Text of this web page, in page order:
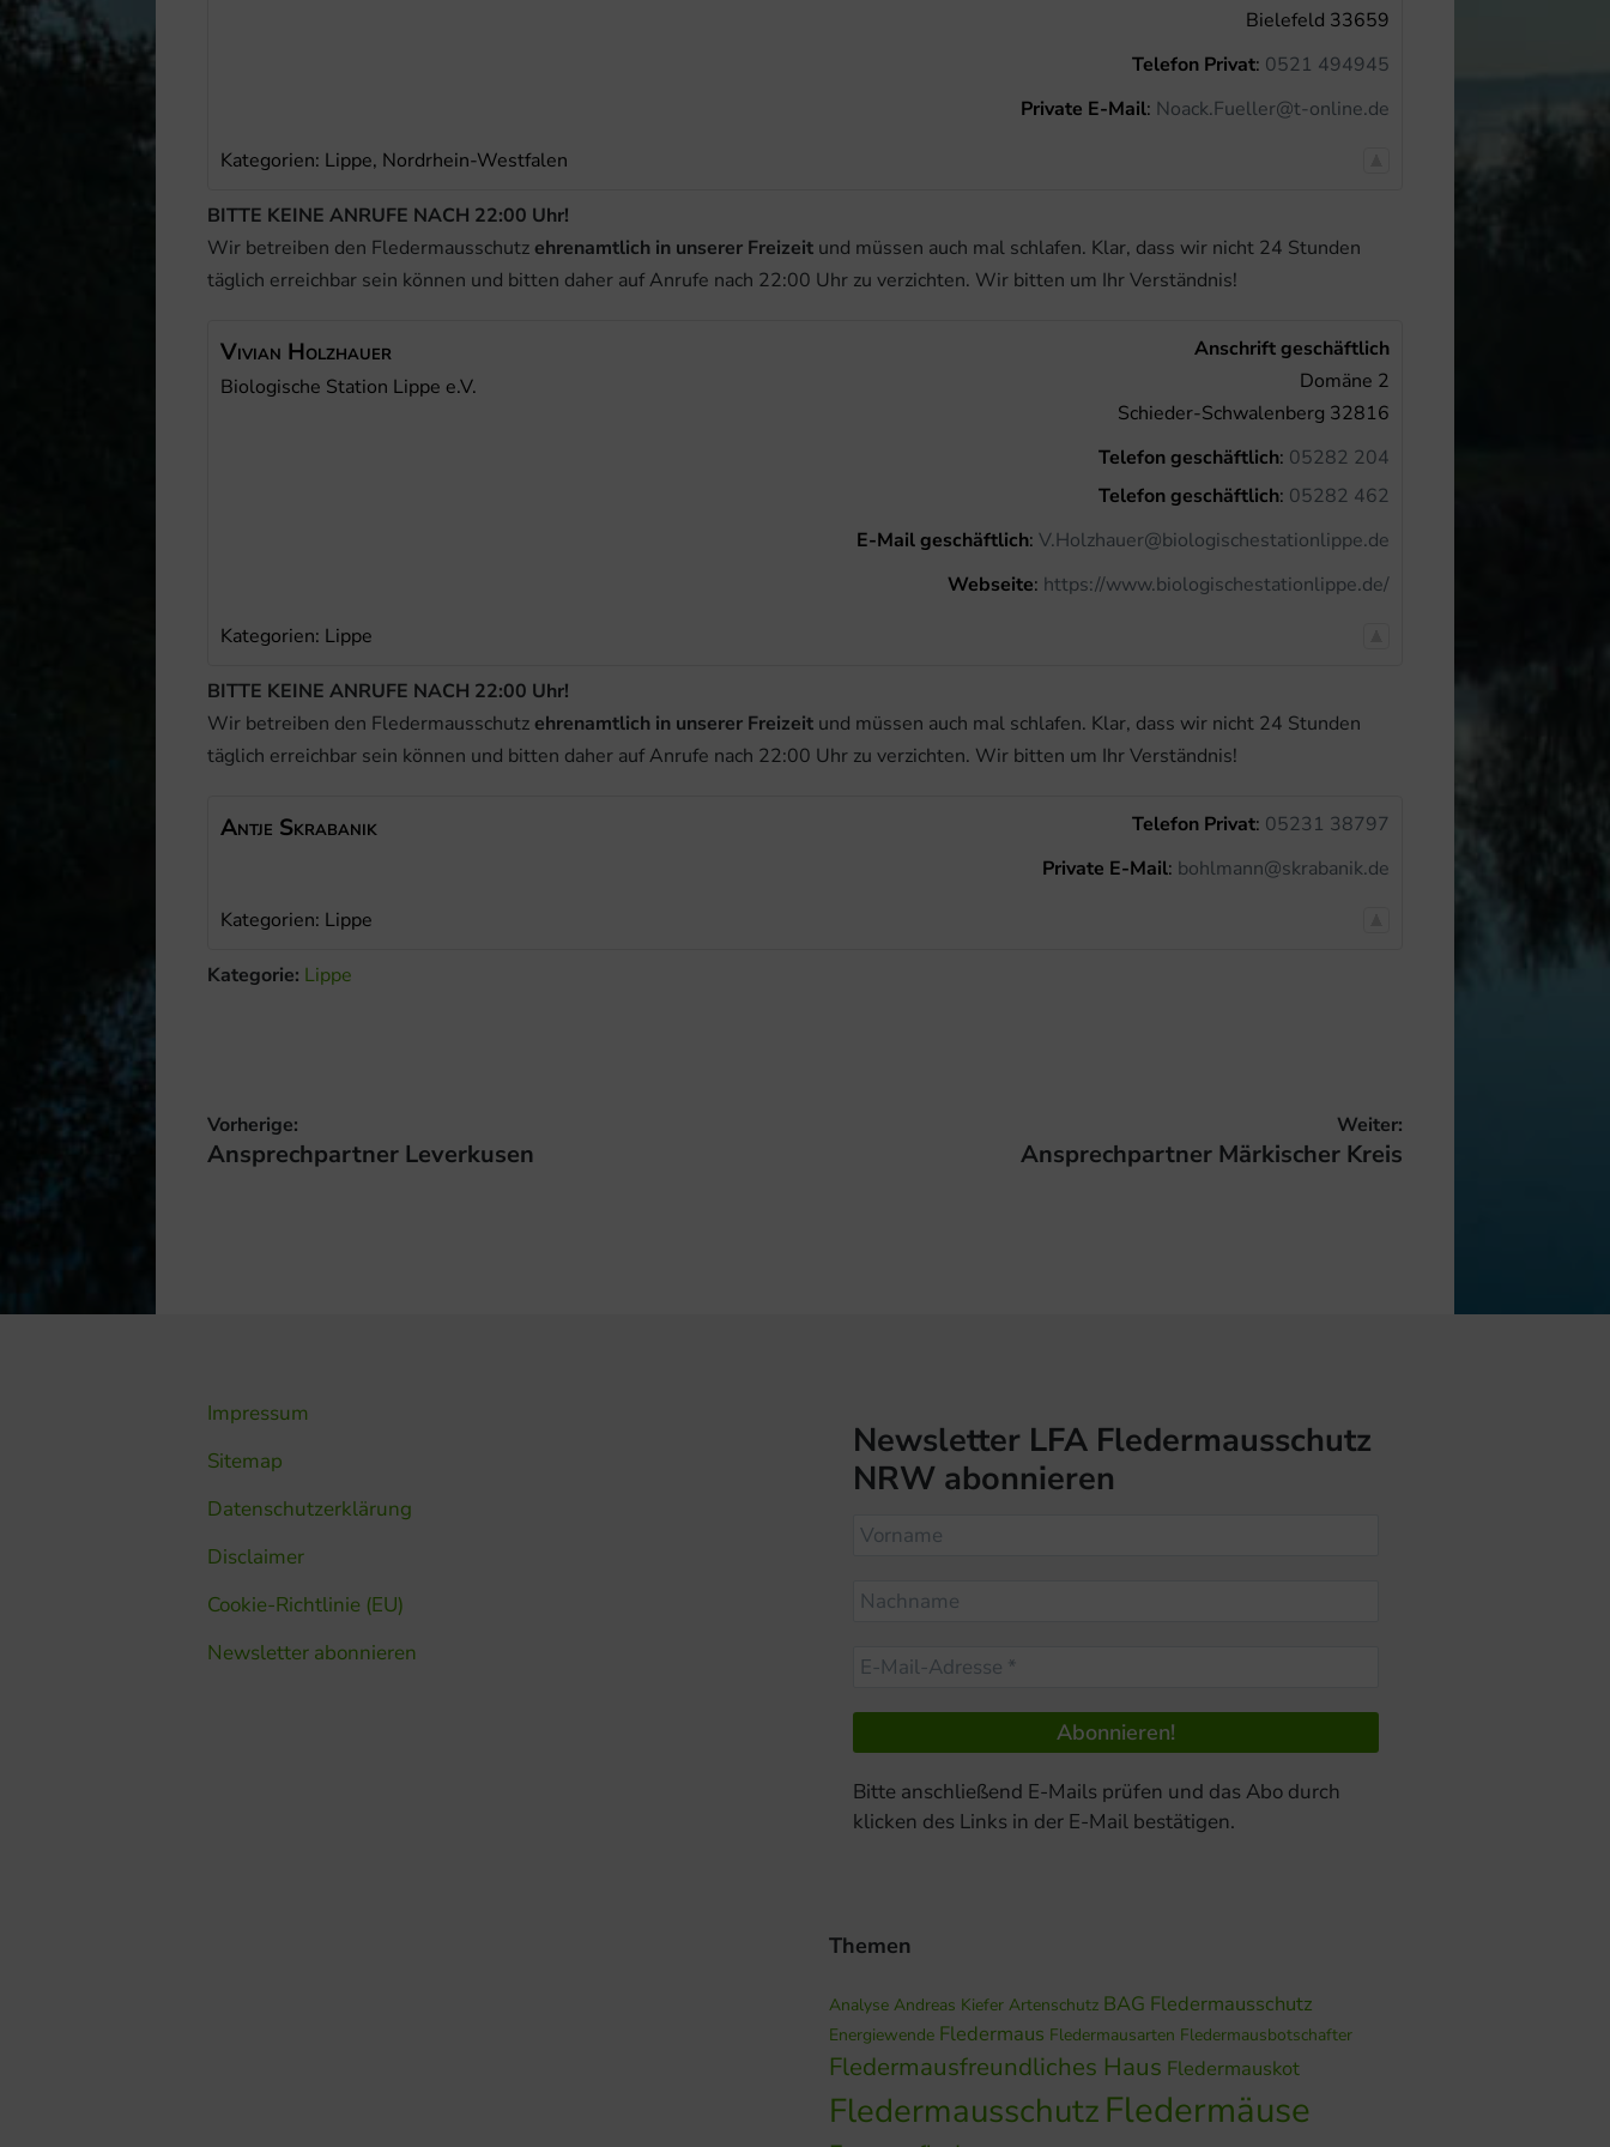
Bielefeld 33659
Telefon Privat: 0521 494945
Private E-Mail: Noack.Fueller@t-online.de
Kategorien: Lippe, Nordrhein-Westfalen
BITTE KEINE ANRUFE NACH 22:00 Uhr!
Wir betreiben den Fledermausschutz ehrenamtlich in unserer Freizeitund müssen auch mal schlafen. Klar, dass wir nicht 24 Stunden
täglich erreichbar sein können und bitten daher auf Anrufe nach 22:00 Uhr zu verzichten. Wir bitten um Ihr Verständnis!
Vivian Holzhauer
Biologische Station Lippe e.V.
Anschrift geschäftlich
Domäne 2
Schieder-Schwalenberg 32816
Telefon geschäftlich: 05282 204
Telefon geschäftlich: 05282 462
E-Mail geschäftlich: V.Holzhauer@biologischestationlippe.de
Webseite: https://www.biologischestationlippe.de/
Kategorien: Lippe
BITTE KEINE ANRUFE NACH 22:00 Uhr!
Wir betreiben den Fledermausschutz ehrenamtlich in unserer Freizeitund müssen auch mal schlafen. Klar, dass wir nicht 24 Stunden
täglich erreichbar sein können und bitten daher auf Anrufe nach 22:00 Uhr zu verzichten. Wir bitten um Ihr Verständnis!
Antje Skrabanik Telefon Privat: 05231 38797
Private E-Mail: bohlmann@skrabanik.de
Kategorien: Lippe
Kategorie: Lippe
Beitragsnavigation
Vorherige:
Vorheriger
Ansprechpartner Leverkusen
Weiter:
Nächster
Ansprechpartner Märkischer Kreis
Impressum
Sitemap
Datenschutzerklärung
Disclaimer
Cookie-Richtlinie (EU)
Newsletter abonnieren
Newsletter LFA Fledermausschutz
NRW abonnieren
Bitte anschließend E-Mails prüfen und das Abo durch
klicken des Links in der E-Mail bestätigen.
Themen
Analyse Andreas Kiefer Artenschutz BAG Fledermausschutz
Energiewende Fledermaus Fledermausarten Fledermausbotschafter
Fledermausfreundliches Haus Fledermauskot
FledermausschutzFledermäuse